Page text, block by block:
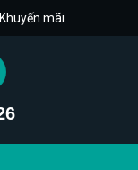
Khuyến mãi